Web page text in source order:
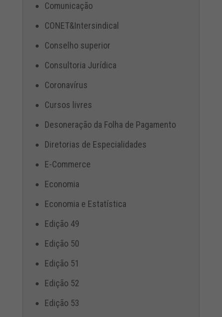
Comunicação
CONET&Intersindical
Conselho superior
Consultoria Jurídica
Coronavírus
Cursos livres
Desoneração da Folha de Pagamento
Diretorias de Especialidades
E-Commerce
Economia
Economia e Estatística
Edição 49
Edição 50
Edição 51
Edição 52
Edição 53